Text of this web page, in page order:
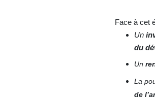
Face à cet
Un
du
Un
La
de